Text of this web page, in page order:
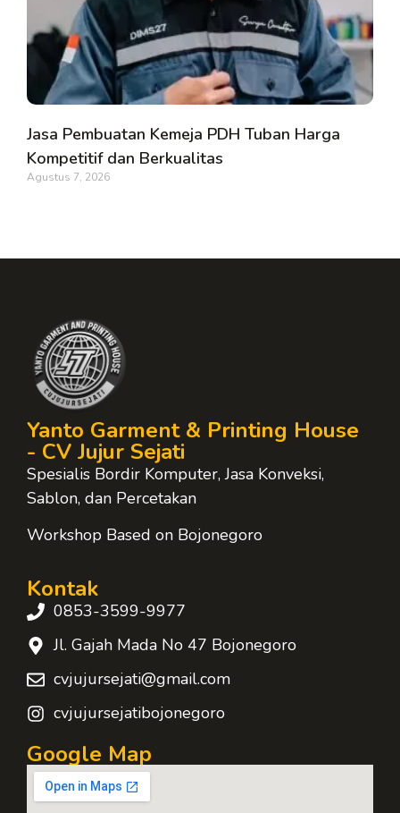
Jasa Pembuatan Kemeja PDH Tuban Harga
Kompetitif dan Berkualitas
Agustus 7, 2026
Yanto Garment & Printing House
- CV Jujur Sejati
Spesialis Bordir Komputer, Jasa Konveksi,
Sablon, dan Percetakan
Workshop Based on Bojonegoro
Kontak
0853-3599-9977
Jl. Gajah Mada No 47 Bojonegoro
cvjujursejati@gmail.com
cvjujursejatibojonegoro
Google Map